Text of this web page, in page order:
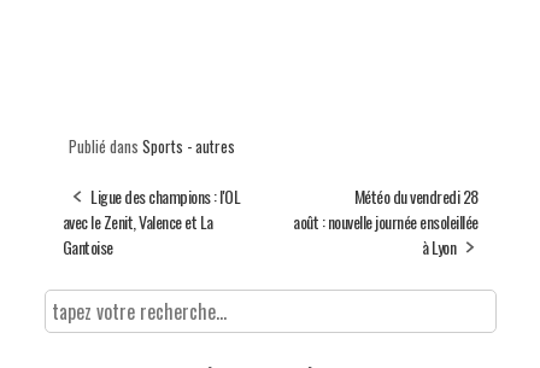
Publié dans Sports - autres
Ligue des champions : l'OL
avec le Zenit, Valence et La
Gantoise
Météo du vendredi 28
août : nouvelle journée ensoleillée
à Lyon